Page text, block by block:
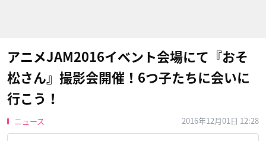
アニメJAM2016イベント会場にて『おそ
松さん』撮影会開催！6つ子たちに会いに
行こう！
ニュース 2016年12月01日 12:28